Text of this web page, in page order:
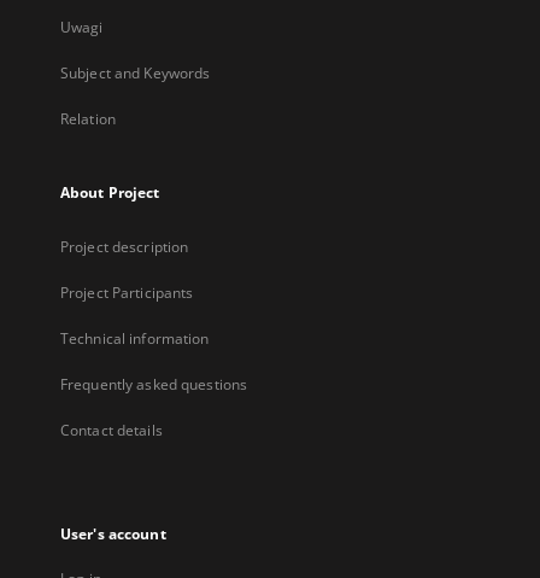
Uwagi
Subject and Keywords
Relation
About Project
Project description
Project Participants
Technical information
Frequently asked questions
Contact details
User's account